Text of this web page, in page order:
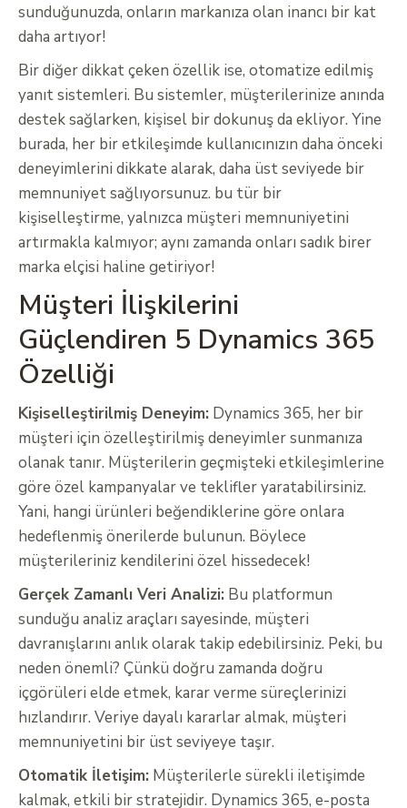
sunduğunuzda, onların markanıza olan inancı bir kat
daha artıyor!
Bir diğer dikkat çeken özellik ise, otomatize edilmiş
yanıt sistemleri. Bu sistemler, müşterilerinize anında
destek sağlarken, kişisel bir dokunuş da ekliyor. Yine
burada, her bir etkileşimde kullanıcınızın daha önceki
deneyimlerini dikkate alarak, daha üst seviyede bir
memnuniyet sağlıyorsunuz. bu tür bir
kişiselleştirme, yalnızca müşteri memnuniyetini
artırmakla kalmıyor; aynı zamanda onları sadık birer
marka elçisi haline getiriyor!
Müşteri İlişkilerini
Güçlendiren 5 Dynamics 365
Özelliği
Kişiselleştirilmiş Deneyim: Dynamics 365, her bir
müşteri için özelleştirilmiş deneyimler sunmanıza
olanak tanır. Müşterilerin geçmişteki etkileşimlerine
göre özel kampanyalar ve teklifler yaratabilirsiniz.
Yani, hangi ürünleri beğendiklerine göre onlara
hedeflenmiş önerilerde bulunun. Böylece
müşterileriniz kendilerini özel hissedecek!
Gerçek Zamanlı Veri Analizi: Bu platformun
sunduğu analiz araçları sayesinde, müşteri
davranışlarını anlık olarak takip edebilirsiniz. Peki, bu
neden önemli? Çünkü doğru zamanda doğru
içgörüleri elde etmek, karar verme süreçlerinizi
hızlandırır. Veriye dayalı kararlar almak, müşteri
memnuniyetini bir üst seviyeye taşır.
Otomatik İletişim: Müşterilerle sürekli iletişimde
kalmak, etkili bir stratejidir. Dynamics 365, e-posta